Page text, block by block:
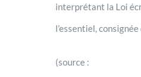
interprétant la Loi
l’essentiel,
(source :